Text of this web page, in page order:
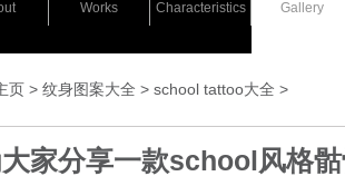
Works Characteristics Gallery
页 > 纹身图案大全 > school tattoo大全 >
家分享一款school风格